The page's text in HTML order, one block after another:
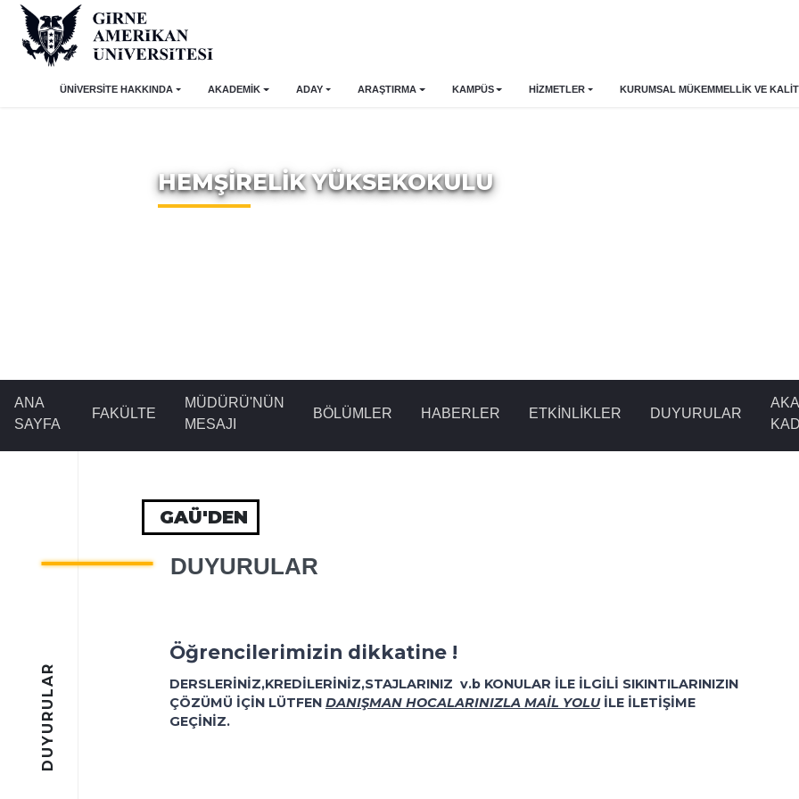
ÜNİVERSİTE HAKKINDA AKADEMİK ADAY ARAŞTIRMA KAMPÜS HİZMETLER KURUMSAL MÜKEMMELLIK VE
HEMŞİRELİK YÜKSEKOKULU
ANA
SAYFA
FAKÜLTE
MÜDÜRÜ'NÜN
MESAJI
BÖLÜMLER HABERLER ETKINLIKLER DUYURULAR
DUYURULAR
GAÜ'DEN
DUYURULAR
Öğrencilerimizin dikkatine !
DERSLERİNİZ,KREDİLERİNİZ,STAJLARINIZ v.b KONULAR İLE İLGİLİ SIKINTILARINIZIN
ÇÖZÜMÜ İÇİN LÜTFEN DANIŞMAN HOCALARINIZLA MAİL YOLUİLE İLETİŞİME
GEÇİNİZ.